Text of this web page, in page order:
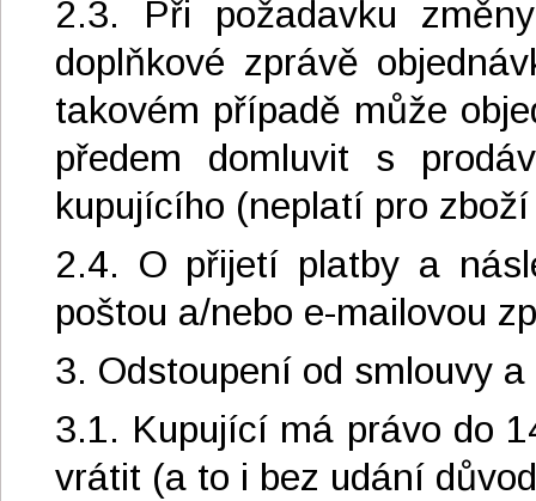
2.3. Při požadavku
doplňkové zprávě
takovém případě může
předem domluvit s
kupujícího (neplatí pro
2.4. O přijetí platby a
poštou a/nebo e-mailovou
3. Odstoupení od smlouvy
3.1. Kupující má právo do
vrátit (a to i bez udání